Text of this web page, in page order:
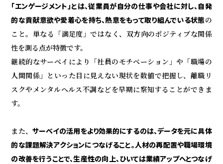
「エンゲージメント」とは、従業員が自分の仕事や会社に対し、自発
的な貢献意欲や愛着心を持ち、熱意をもって取り組んでいる状態の
こと。単なる「満足度」ではなく、双方向のポジティブな関係
性を測る点が特徴です。
継続的なサーベイにより「社員のモチベーション」や「職場の
人間関係」といった目に見えない現状を数値で把握し、離職リ
スクやメンタルヘルス不調などを早期に察知することができま
す。
また、 サーベイの活用をより効果的にするのは、データを元に具体
的な課題解決アクションにつなげること。人材の再配置や職場環境
の改善を行うことで、生産性の向上、ひいては業績アップへとつなげ